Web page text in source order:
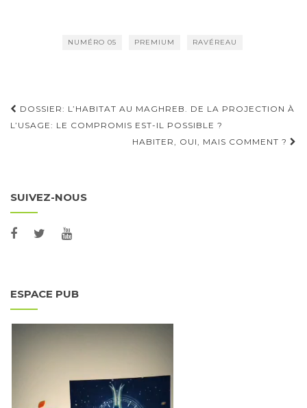
NUMÉRO 05 PREMIUM RAVÉREAU
Navigation d'article
DOSSIER: L’HABITAT AU MAGHREB. DE LA PROJECTION À
L’USAGE: LE COMPROMIS EST-IL POSSIBLE ?
HABITER, OUI, MAIS COMMENT ?
SUIVEZ-NOUS
ESPACE PUB